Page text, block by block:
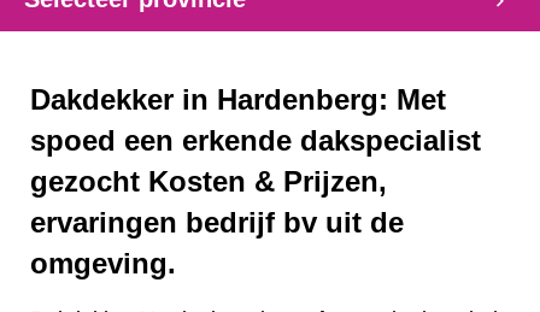
Dakdekker in Hardenberg: Met
spoed een erkende dakspecialist
gezocht Kosten & Prijzen,
ervaringen bedrijf bv uit de
omgeving.